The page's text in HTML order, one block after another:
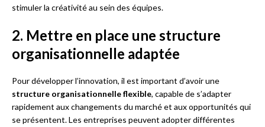
stimuler la créativité au sein des équipes.
2. Mettre en place une structure
organisationnelle adaptée
Pour développer l’innovation, il est important d’avoir une
structure organisationnelle flexible, capable de s’adapter
rapidement aux changements du marché et aux opportunités qui
se présentent. Les entreprises peuvent adopter différentes